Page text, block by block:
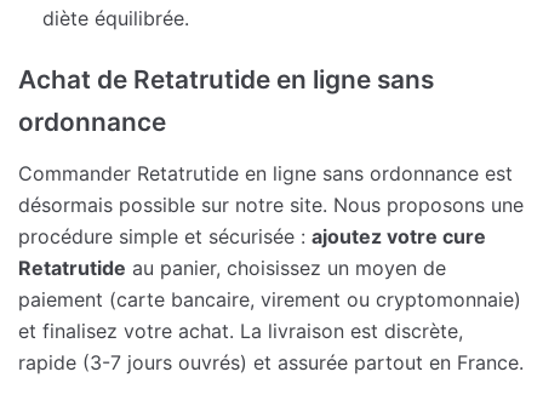
diète équilibrée.
Achat de Retatrutide en ligne sans
ordonnance
Commander Retatrutide en ligne sans ordonnance est
désormais possible sur notre site. Nous proposons une
procédure simple et sécurisée : ajoutez votre cure
Retatrutide au panier, choisissez un moyen de
paiement (carte bancaire, virement ou cryptomonnaie)
et finalisez votre achat. La livraison est discrète,
rapide (3-7 jours ouvrés) et assurée partout en France.